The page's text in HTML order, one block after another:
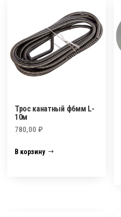
Трос канатный ф6мм L-
10м
780,00 ₽
В корзину